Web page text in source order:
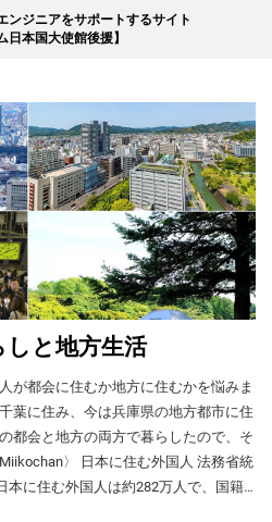
title="external link"
font-size:22px;" ] レジ・
います。人材会社が発行してお
サイトに載っている求人と同じも
す。 5．店のはり紙 飲食店
、スーパーマーケットなどに「ス
」や「アルバイト募集」というは
れていることがあります。そこに
電話番号に電話するか、店に入っ
フ（できれば店長）に聞いてみま
法
に応募しようと電話をしたら、緊
まく日本語を話せず、面接に呼んで
。そんな経験をお持ちの留学生も
でしょう。そこで、ある先輩のやり
は履歴書（写真付き）
ードのコピーをかばんに入れ、自転
を回りました。 ①店に「アルバ
」のはり紙があれば、中の様子を観
店長かリ
とコラボで作成した記事も多数掲載
id="local_1803"
title="external link"
font-size:22px;" ] 就活に
ト以外に各言語
ページもあり、日本語学習や就活
つ情報を発信しています。 多言語
の正社員
生のアルバイトスタッフがたくさ
留学生活や就職活動について困っ
れば、留学生の先輩たちがあなた
相談に応じます。 ・進学 ・就職
就職」についての相談です。
のスタッフは、採用面接を受けたこ
学生や履歴書の書き方が分からない
活のやり方が分からない学生にもア
を送ってきました。このような個別
下記リンク先からベトナム語でも申
ので、困ったときは気軽にコンタ
生向けの奨学金や各大学・学校ご
減免制度について検索できます。
免制度（検索） [iconpress
title="external link"
font-size:22px;" ] 外国人
の奨学金（検索：ベトナム語） ③
直
チェックしよう！
学校（大学・短大・学校）の管
や直接メール、掲示板などを通じ
が紹介されることがありますの
ひんぱん）に確認しましょう。た
応募の奨学金については、学校の
ないで、各団体のホームページな
す。 自由応募の12種類の奨
ット2023-2024」に載っている多数
体奨学金の中から「自由応募」が可
類の奨学金をピックアップして紹介
学金の対象（年齢、所属大学・学
ーダーズ・プログラム（YLP）・
員研修留学生 （２）学生向
ーダーズ・プログラム（YLP） こ
ム（YLP）はアジア諸国の将来の
て期待される若手の行政官や経済
本の大学院などに招き、1年程度の
位を与えるプログラムです。プロ
者の日本に対する理解を深めるこ
ます。 ヤング・リーダー
（YLP） 募集分野 ①行政 ②
③法律 ④地方行政 ⑤医療行政
大
算３年以上の実務経験・若手の行
link" style="color:#525252; font-
] YLPに関するMEXTのページ（英
font-size:22px;" ]
日本政府（文部科学省）奨学金留学
ンジニアをサポートするサイト
日本国大使館後援】
しと地方生活
が都会に住むか地方に住むかを悩みま
葉に住み、今は兵庫県の地方都市に住
都会と地方の両方で暮らしたので、そ
外国人 法務省統
本に住む外国人は約282万人で、国籍